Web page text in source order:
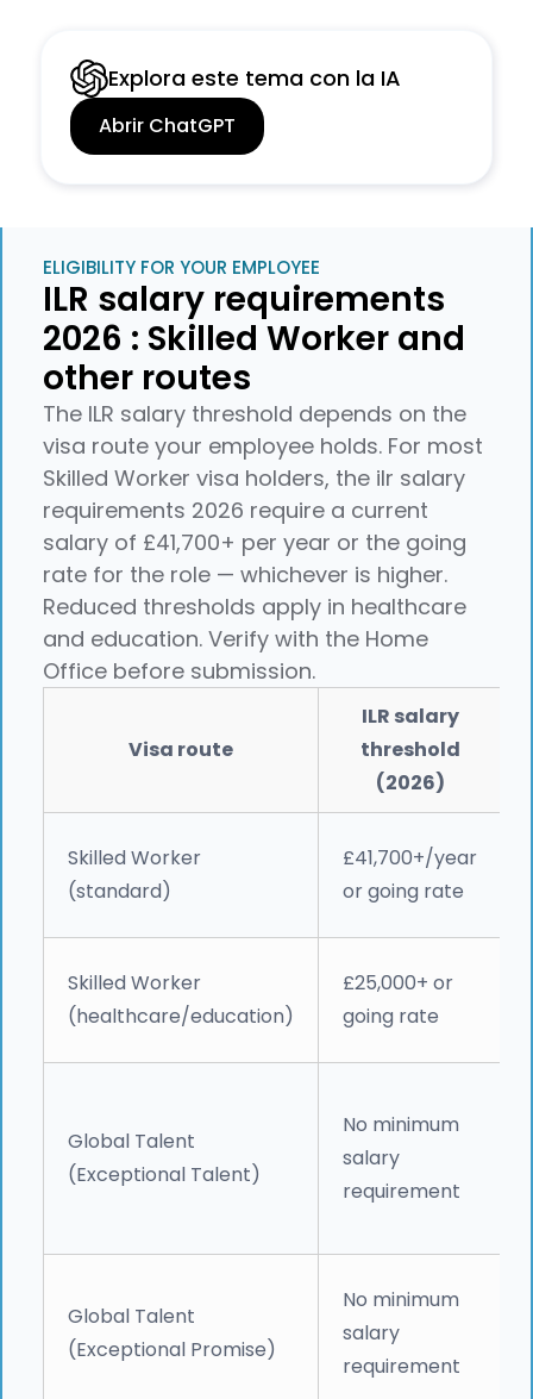
Explora este tema con la IA
Abrir ChatGPT
ELIGIBILITY FOR YOUR EMPLOYEE
ILR salary requirements
2026 : Skilled Worker and
other routes
The ILR salary threshold depends on the
visa route your employee holds. For most
Skilled Worker visa holders, the ilr salary
requirements 2026 require a current
salary of £41,700+ per year or the going
rate for the role — whichever is higher.
Reduced thresholds apply in healthcare
and education. Verify with the Home
Office before submission.
Visa route
ILR salary
threshold
(2026)
Skilled Worker
(standard)
£41,700+/year
or going rate
Skilled Worker
(healthcare/education)
£25,000+ or
going rate
Global Talent
(Exceptional Talent)
No minimum
salary
requirement
Global Talent
(Exceptional Promise)
No minimum
salary
requirement